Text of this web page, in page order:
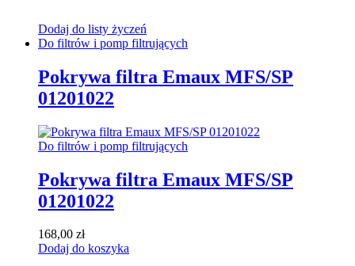
Dodaj do listy życzeń
Do filtrów i pomp filtrujących
Pokrywa filtra Emaux MFS/SP
01201022
Do filtrów i pomp filtrujących
Pokrywa filtra Emaux MFS/SP
01201022
168,00 zł
Dodaj do koszyka